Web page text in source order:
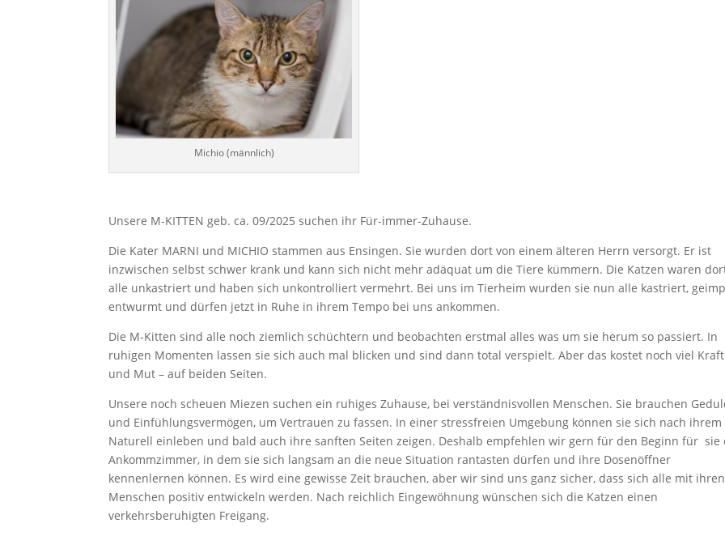
Michio (männlich)
Unsere M-KITTEN geb. ca. 09/2025 suchen ihr Für-immer-Zuhause.
Die Kater MARNI und MICHIO stammen aus Ensingen. Sie wurden dort von einem älteren Herrn versorgt. Er ist
inzwischen selbst schwer krank und kann sich nicht mehr adäquat um die Tiere kümmern. Die Katzen waren
alle unkastriert und haben sich unkontrolliert vermehrt. Bei uns im Tierheim wurden sie nun alle kastriert,
entwurmt und dürfen jetzt in Ruhe in ihrem Tempo bei uns ankommen.
Die M-Kitten sind alle noch ziemlich schüchtern und beobachten erstmal alles was um sie herum so passiert. In
ruhigen Momenten lassen sie sich auch mal blicken und sind dann total verspielt. Aber das kostet noch viel Kraft
und Mut – auf beiden Seiten.
Unsere noch scheuen Miezen suchen ein ruhiges Zuhause, bei verständnisvollen Menschen. Sie brauchen
und Einfühlungsvermögen, um Vertrauen zu fassen. In einer stressfreien Umgebung können sie sich nach ihrem
Naturell einleben und bald auch ihre sanften Seiten zeigen. Deshalb empfehlen wir gern für den Beginn für sie
Ankommzimmer, in dem sie sich langsam an die neue Situation rantasten dürfen und ihre Dosenöffner
kennenlernen können. Es wird eine gewisse Zeit brauchen, aber wir sind uns ganz sicher, dass sich alle mit ihren
Menschen positiv entwickeln werden. Nach reichlich Eingewöhnung wünschen sich die Katzen einen
verkehrsberuhigten Freigang.